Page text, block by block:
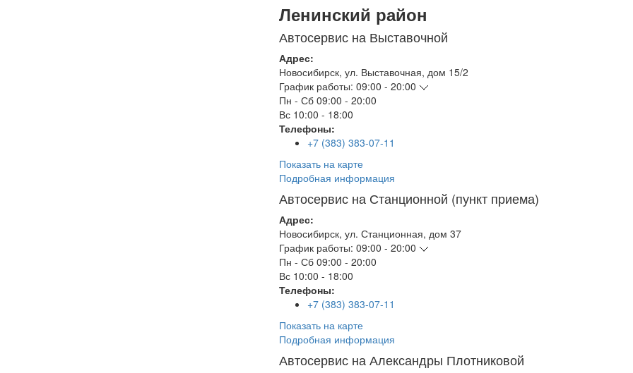
Ленинский район
Автосервис на Выставочной
Адрес:
Новосибирск, ул. Выставочная, дом 15/2
График работы: 09:00 - 20:00
Пн - Сб 09:00 - 20:00
Вс 10:00 - 18:00
Телефоны:
+7 (383) 383-07-11
Показать на карте
Подробная информация
Автосервис на Станционной (пункт приема)
Адрес:
Новосибирск, ул. Станционная, дом 37
График работы: 09:00 - 20:00
Пн - Сб 09:00 - 20:00
Вс 10:00 - 18:00
Телефоны:
+7 (383) 383-07-11
Показать на карте
Подробная информация
Автосервис на Александры Плотниковой